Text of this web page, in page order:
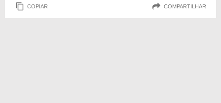
COPIAR COMPARTILHAR